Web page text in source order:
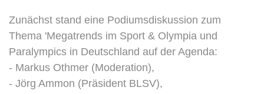
Zunächst stand eine Podiumsdiskussion zum
Thema 'Megatrends im Sport & Olympia und
Paralympics in Deutschland auf der Agenda:
- Markus Othmer (Moderation),
- Jörg Ammon (Präsident BLSV),